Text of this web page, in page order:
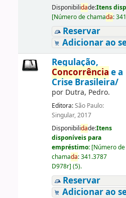
Disponibilidade:Itens
[Número de chamada:
Reservar
Adicionar ao
Regulação,
Concorrência e a
Crise Brasileira/
por Dutra, Pedro.
Editora:São Paulo:
Singular, 2017
Disponibilidade:Itens
disponíveis para
empréstimo: [Número de
chamada:341.3787
D978r] (5).
Reservar
Adicionar ao